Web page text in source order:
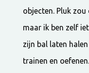
objecten. Pluk
maar ik ben zelf
zijn bal laten
trainen en